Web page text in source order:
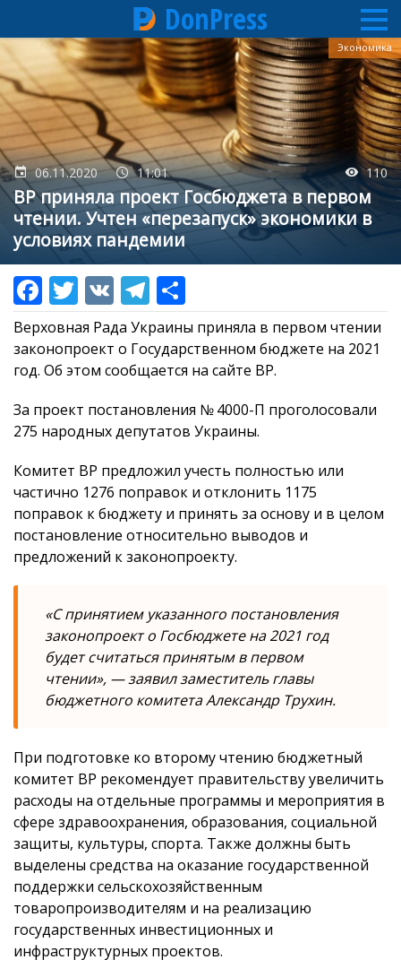
Перейти
к
основному
содержанию
DonPress
06.11.2020 11:01 110
ВР приняла проект Госбюджета в первом
чтении. Учтен «перезапуск» экономики в
условиях пандемии
Экономика
Верховная Рада Украины приняла в первом чтении
законопроект о Государственном бюджете на 2021
год. Об этом сообщается на сайте ВР.
За проект постановления № 4000-П проголосовали
275 народных депутатов Украины.
Комитет ВР предложил учесть полностью или
частично 1276 поправок и отклонить 1175
поправок к бюджету и принять за основу и в целом
постановление относительно выводов и
предложений к законопроекту.
«С принятием указанного постановления
законопроект о Госбюджете на 2021 год
будет считаться принятым в первом
чтении», — заявил заместитель главы
бюджетного комитета Александр Трухин.
При подготовке ко второму чтению бюджетный
комитет ВР рекомендует правительству увеличить
расходы на отдельные программы и мероприятия в
сфере здравоохранения, образования, социальной
защиты, культуры, спорта. Также должны быть
выделены средства на оказание государственной
поддержки сельскохозяйственным
товаропроизводителям и на реализацию
государственных инвестиционных и
инфраструктурных проектов.